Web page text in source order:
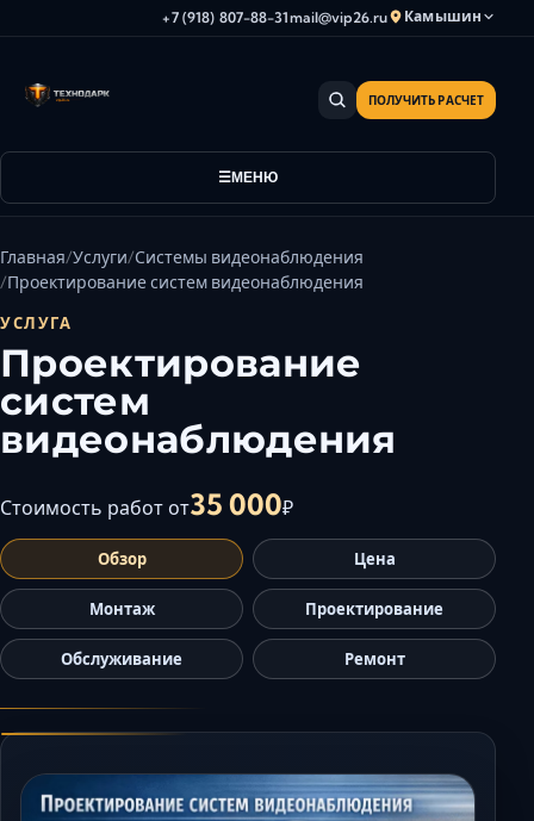
+7 (918) 807-88-31mail@vip26.ru Камышин
Анапа
Владикавказ
Кисловодск
Краснодар
Махачкала
Назрань
МЕНЮ
ПОЛУЧИТЬ РАСЧЕТ
Главная Услуги Системы видеонаблюдения
Проектирование систем видеонаблюдения
УСЛУГА
Проектирование
систем
видеонаблюдения
Стоимость работ от35 000₽
Обзор Цена
Монтаж Проектирование
Обслуживание Ремонт